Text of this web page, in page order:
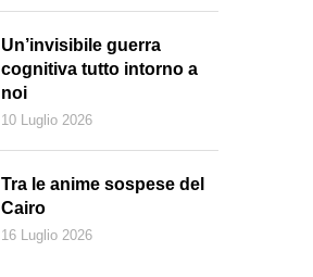
Un’invisibile guerra
cognitiva tutto intorno a
noi
10 Luglio 2026
Tra le anime sospese del
Cairo
16 Luglio 2026